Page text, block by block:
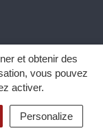
?
et obtenir des
vous pouvez
activer.
Personalize